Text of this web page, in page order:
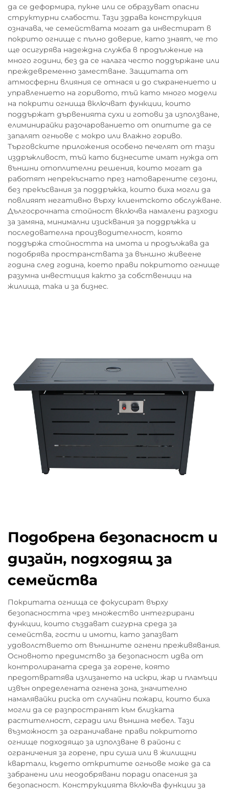
да се деформира, пукне или се образуват опасни
структурни слабости. Тази здрава конструкция
означава, че семействата могат да инвестират в
покрито огнище с пълно доверие, като знаят, че то
ще осигурява надеждна служба в продължение на
много години, без да се налага често поддържане или
преждевременно заместване. Защитата от
атмосферни влияния се отнася и до съхранението и
управлението на горивото, тъй като много модели
на покрити огнища включват функции, които
поддържат дървенията сухи и готови за използване,
елиминирайки разочарованието от опитите да се
запалят огньове с мокро или влажно гориво.
Търговските приложения особено печелят от тази
издръжливост, тъй като бизнесите имат нужда от
външни отоплителни решения, които могат да
работят непрекъснато през натоварените сезони,
без прекъсвания за поддръжка, които биха могли да
повлияят негативно върху клиентското обслужване.
Дългосрочната стойност включва намалени разходи
за замяна, минимални изисквания за поддръжка и
последователна производителност, която
поддържа стойността на имота и продължава да
подобрява пространствата за външно живеене
година след година, което прави покритото огнище
разумна инвестиция както за собственици на
жилища, така и за бизнес.
Подобрена безопасност и
дизайн, подходящ за
семейства
Покритата огнища се фокусират върху
безопасността чрез множество интегрирани
функции, които създават сигурна среда за
семейства, гости и имоти, като запазват
удоволствието от външните огнени преживявания.
Основното предимство за безопасност идва от
контролираната среда за горене, която
предотвратява излизането на искри, жар и пламъци
извън определената огнена зона, значително
намалявайки риска от случайни пожари, които биха
могли да се разпространят към близката
растителност, сгради или външна мебел. Тази
възможност за ограничаване прави покритото
огнище подходящо за използване в райони с
ограничения за горене, при суша или в жилищни
квартали, където откритите огньове може да са
забранени или неодобрявани поради опасения за
безопасност. Конструкцията включва функции за